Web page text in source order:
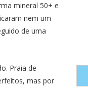
mineral 50+ e
nem um
de uma
Praia de
mas por